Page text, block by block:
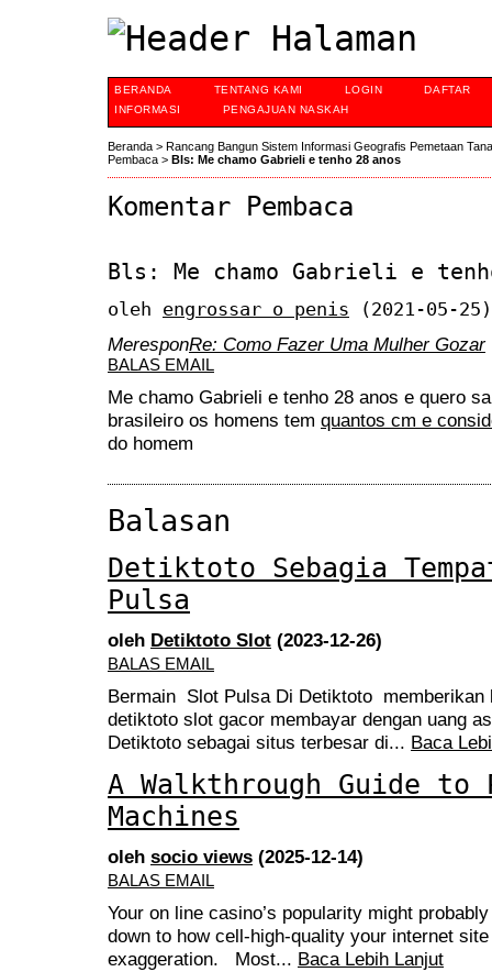
BERANDA TENTANG KAMI LOGIN
DAFTAR
INFORMASI
PENGAJUAN NASKAH
Beranda > Rancang Bangun Sistem Informasi Geografis Pemetaan
Pembaca > Bls: Me chamo Gabrieli e tenho 28 anos
Komentar Pembaca
Bls: Me chamo Gabrieli e
oleh engrossar o penis (2021-05-25)
MeresponRe: Como Fazer Uma Mulher Gozar
BALAS EMAIL
Me chamo Gabrieli e tenho 28 anos e quero
brasileiro os homens tem quantos cm e
do homem
Balasan
Detiktoto Sebagia
Pulsa
oleh Detiktoto Slot (2023-12-26)
BALAS EMAIL
Bermain Slot Pulsa Di Detiktoto memberikan
detiktoto slot gacor membayar dengan uang
Detiktoto sebagai situs terbesar di... Baca
A Walkthrough Guide
Machines
oleh socio views (2025-12-14)
BALAS EMAIL
Your on line casino’s popularity might
down to how cell-high-quality your internet
exaggeration. Most... Baca Lebih Lanjut